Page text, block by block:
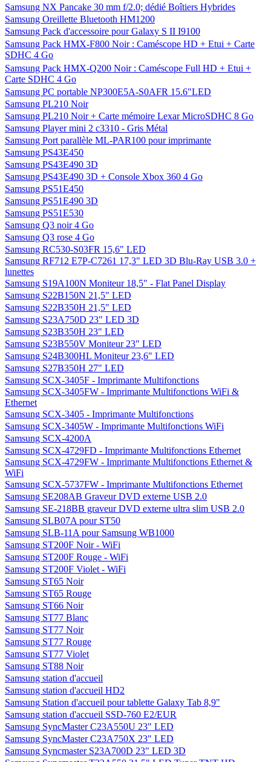
Samsung NX Pancake 30 mm f/2.0; dédié Boîtiers Hybrides
Samsung Oreillette Bluetooth HM1200
Samsung Pack d'accessoire pour Galaxy S II I9100
Samsung Pack HMX-F800 Noir : Caméscope HD + Etui + Carte
SDHC 4 Go
Samsung Pack HMX-Q200 Noir : Caméscope Full HD + Etui +
Carte SDHC 4 Go
Samsung PC portable NP300E5A-S0AFR 15.6"LED
Samsung PL210 Noir
Samsung PL210 Noir + Carte mémoire Lexar MicroSDHC 8 Go
Samsung Player mini 2 c3310 - Gris Métal
Samsung Port parallèle ML-PAR100 pour imprimante
Samsung PS43E450
Samsung PS43E490 3D
Samsung PS43E490 3D + Console Xbox 360 4 Go
Samsung PS51E450
Samsung PS51E490 3D
Samsung PS51E530
Samsung Q3 noir 4 Go
Samsung Q3 rose 4 Go
Samsung RC530-S03FR 15,6" LED
Samsung RF712 E7P-C7261 17,3" LED 3D Blu-Ray USB 3.0 +
lunettes
Samsung S19A100N Moniteur 18,5" - Flat Panel Display
Samsung S22B150N 21,5" LED
Samsung S22B350H 21,5" LED
Samsung S23A750D 23" LED 3D
Samsung S23B350H 23" LED
Samsung S23B550V Moniteur 23" LED
Samsung S24B300HL Moniteur 23,6" LED
Samsung S27B350H 27" LED
Samsung SCX-3405F - Imprimante Multifonctions
Samsung SCX-3405FW - Imprimante Multifonctions WiFi &
Ethernet
Samsung SCX-3405 - Imprimante Multifonctions
Samsung SCX-3405W - Imprimante Multifonctions WiFi
Samsung SCX-4200A
Samsung SCX-4729FD - Imprimante Multifonctions Ethernet
Samsung SCX-4729FW - Imprimante Multifonctions Ethernet &
WiFi
Samsung SCX-5737FW - Imprimante Multifonctions Ethernet
Samsung SE208AB Graveur DVD externe USB 2.0
Samsung SE-218BB graveur DVD externe ultra slim USB 2.0
Samsung SLB07A pour ST50
Samsung SLB-11A pour Samsung WB1000
Samsung ST200F Noir - WiFi
Samsung ST200F Rouge - WiFi
Samsung ST200F Violet - WiFi
Samsung ST65 Noir
Samsung ST65 Rouge
Samsung ST66 Noir
Samsung ST77 Blanc
Samsung ST77 Noir
Samsung ST77 Rouge
Samsung ST77 Violet
Samsung ST88 Noir
Samsung station d'accueil
Samsung station d'accueil HD2
Samsung Station d'accueil pour tablette Galaxy Tab 8,9"
Samsung station d'accueil SSD-760 E2/EUR
Samsung SyncMaster C23A550U 23" LED
Samsung SyncMaster C23A750X 23" LED
Samsung Syncmaster S23A700D 23" LED 3D